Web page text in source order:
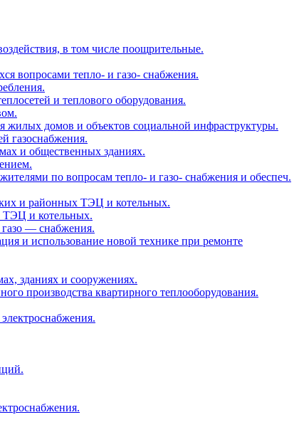
в том числе поощрительные.
вопросами тепло- и газо- снабжения.
и теплового оборудования.
жилых домов и объектов социальной инфраструктуры.
газоснабжения.
и общественных зданиях.
по вопросам тепло- и газо- снабжения и обеспеч.
и районных ТЭЦ и котельных.
ТЭЦ и котельных.
газо — снабжения.
и использование новой технике при ремонте
зданиях и сооружениях.
производства квартирного теплооборудования.